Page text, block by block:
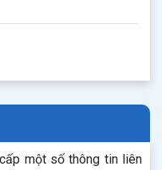
một số thông tin liên